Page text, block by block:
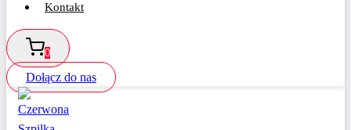
Kontakt
0
Dołącz do nas